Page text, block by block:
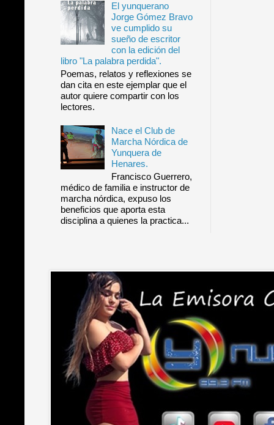
El yunquerano
Jorge Gómez Bravo
ve cumplido su
sueño de escritor
con la edición del
libro "La palabra perdida".
Poemas, relatos y reflexiones se
dan cita en este ejemplar que el
autor quiere compartir con los
lectores.
Nace el Club de
Marcha Nórdica de
Yunquera de
Henares.
Francisco Guerrero,
médico de familia e instructor de
marcha nórdica, expuso los
beneficios que aporta esta
disciplina a quienes la practica...